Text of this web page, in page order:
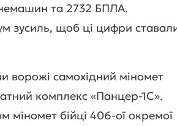
та 2732 БПЛА.
зусиль, щоб ці цифри
ворожі самохідний міномет
комплекс «Панцер-1С».
бійці 406-ої окремої